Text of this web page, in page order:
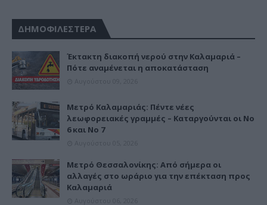
ΔΗΜΟΦΙΛΕΣΤΕΡΑ
Έκτακτη διακοπή νερού στην Καλαμαριά –
Πότε αναμένεται η αποκατάσταση
Μετρό Καλαμαριάς: Πέντε νέες
λεωφορειακές γραμμές – Καταργούνται οι Νο
6 και Νο 7
Μετρό Θεσσαλονίκης: Από σήμερα οι
αλλαγές στο ωράριο για την επέκταση προς
Καλαμαριά